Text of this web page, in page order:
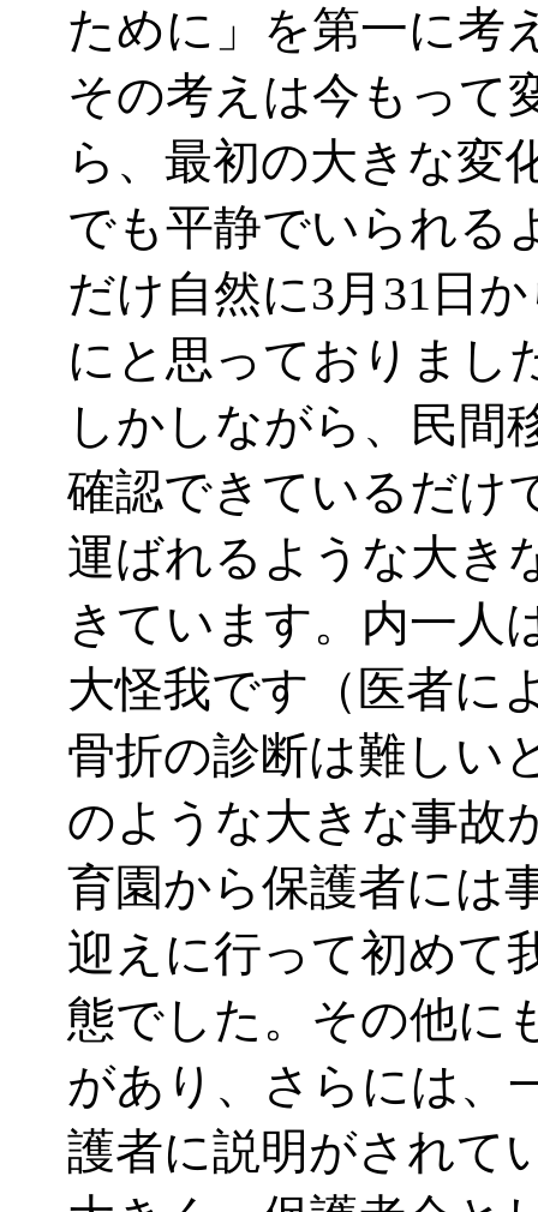
ために」を第一に考
その考えは今もって
ら、最初の大きな変
でも平静でいられる
だけ自然に3月31日
にと思っておりまし
しかしながら、民間
確認できているだけ
運ばれるような大き
きています。内一人
大怪我です（医者に
骨折の診断は難しい
のような大きな事故
育園から保護者には
迎えに行って初めて
態でした。その他に
があり、さらには、
護者に説明がされて